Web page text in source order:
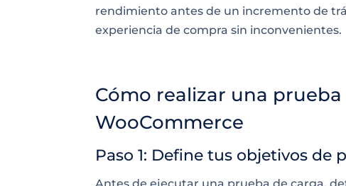
rendimiento antes de un incremento de
experiencia de compra sin inconvenientes.
Cómo realizar una
WooCommerce
Paso 1: Define tus objetivos de